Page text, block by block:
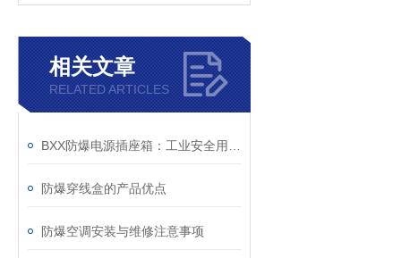
相关文章
RELATED ARTICLES
防爆穿线盒的产品优点
防爆空调安装与维修注意事项